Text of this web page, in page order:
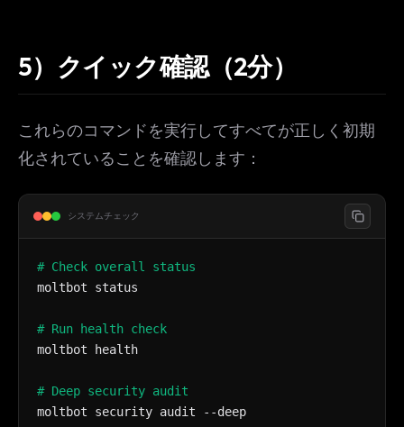
5）クイック確認（2分）
これらのコマンドを実行してすべてが正しく初期
化されていることを確認します：
システムチェック
# Check overall status
moltbot status
# Run health check
moltbot health
# Deep security audit
moltbot security audit --deep